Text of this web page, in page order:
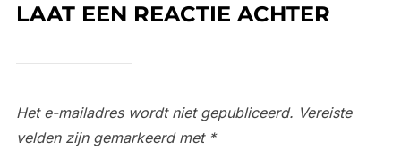
LAAT EEN REACTIE ACHTER
Het e-mailadres wordt niet gepubliceerd. Vereiste
velden zijn gemarkeerd met *